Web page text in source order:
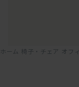
ホーム 椅子・チェア オフ